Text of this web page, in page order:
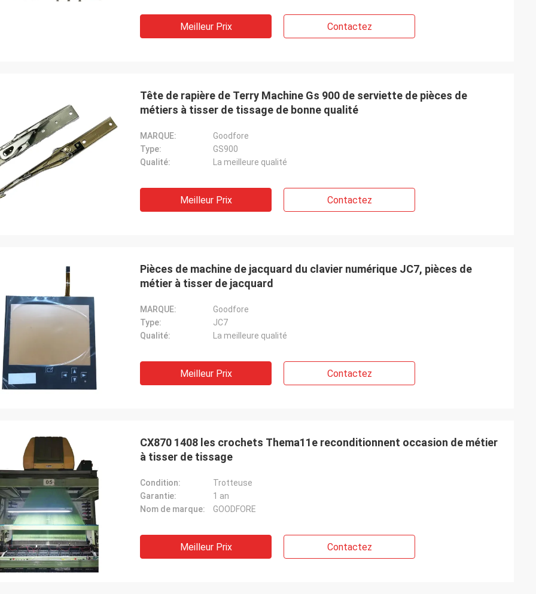
Dennis
de la machine de jacquard est
et a été recommandée aux
Alger
Le produit est très bon et la qualité est
très bonne. Je la rachèterai.
Meilleur Prix Contactez
Tête de rapière de Terry Machine Gs 900 de serviette de pièces de
métiers à tisser de tissage de bonne qualité
MARQUE:
Goodfore
Type:
GS900
Qualité:
La meilleure qualité
Meilleur Prix Contactez
Pièces de machine de jacquard du clavier numérique JC7, pièces de
métier à tisser de jacquard
MARQUE:
Goodfore
Type:
JC7
Qualité:
La meilleure qualité
Meilleur Prix Contactez
CX870 1408 les crochets Thema11e reconditionnent occasion de métier
à tisser de tissage
Condition:
Trotteuse
Garantie:
1 an
Nom de marque:
GOODFORE
Meilleur Prix Contactez